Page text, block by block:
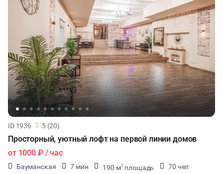
ID 1936 5 (20)
Просторный, уютный лофт на первой линии домов
от 1000 ₽/ час
Бауманская 7 мин 190 м2 площадь
70 чел